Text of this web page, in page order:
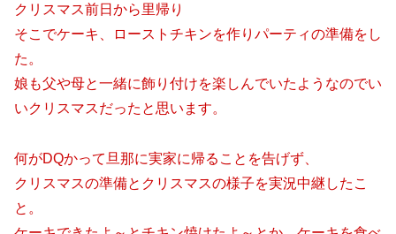
クリスマス前日から里帰り
そこでケーキ、ローストチキンを作りパーティの準備をし
た。
娘も父や母と一緒に飾り付けを楽しんでいたようなのでい
いクリスマスだったと思います。
何がDQかって旦那に実家に帰ることを告げず、
クリスマスの準備とクリスマスの様子を実況中継したこ
と。